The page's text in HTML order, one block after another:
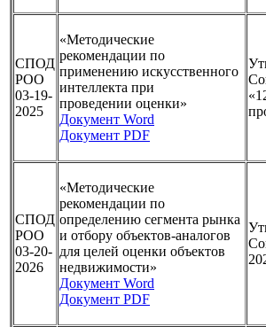
СПОД
РОО
03-19-
2025
«Методические
рекомендации по
применению искусственного
интеллекта при
проведении оценки»
Документ Word
Документ PDF
СПОД
РОО
03-20-
2026
«Методические
рекомендации по
определению сегмента рынка
и отбору объектов-аналогов
для целей оценки объектов
недвижимости»
Документ Word
Документ PDF